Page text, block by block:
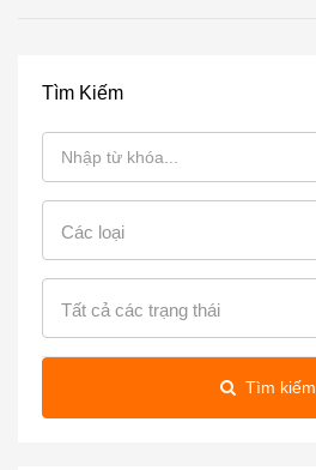
Tìm Kiếm
Các loại
Tất cả các trạng thái
Tìm kiếm